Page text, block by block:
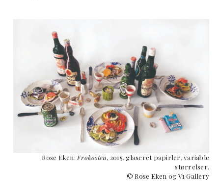
Rose Eken: Frokosten, 2015, glaseret papirler, variable
størrelser.
© Rose Eken og V1 Gallery